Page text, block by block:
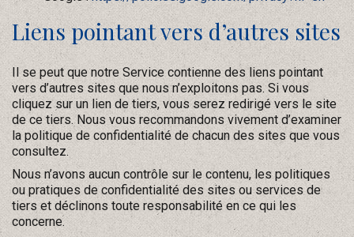
Liens pointant vers d’autres sites
Il se peut que notre Service contienne des liens pointant
vers d’autres sites que nous n’exploitons pas. Si vous
cliquez sur un lien de tiers, vous serez redirigé vers le site
de ce tiers. Nous vous recommandons vivement d’examiner
la politique de confidentialité de chacun des sites que vous
consultez.
Nous n’avons aucun contrôle sur le contenu, les politiques
ou pratiques de confidentialité des sites ou services de
tiers et déclinons toute responsabilité en ce qui les
concerne.